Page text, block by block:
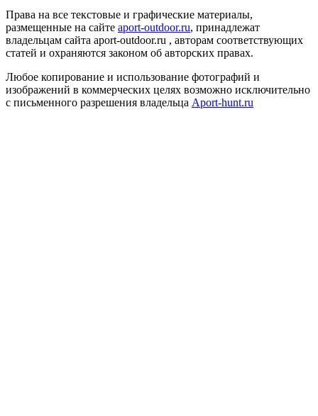
Права на все текстовые и графические материалы,
размещенные на сайте aport-outdoor.ru, принадлежат
владельцам сайта aport-outdoor.ru , авторам соответствующих
статей и охраняются законом об авторских правах.
Любое копирование и использование фотографий и
изображений в коммерческих целях возможно исключительно
с письменного разрешения владельца Aport-hunt.ru